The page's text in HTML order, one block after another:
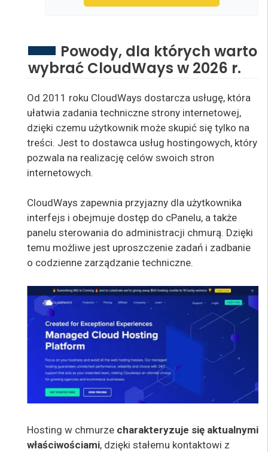
Powody, dla których warto
wybrać CloudWays w 2026 r.
Od 2011 roku CloudWays dostarcza usługę, która
ułatwia zadania techniczne strony internetowej,
dzięki czemu użytkownik może skupić się tylko na
treści. Jest to dostawca usług hostingowych, który
pozwala na realizację celów swoich stron
internetowych.
CloudWays zapewnia przyjazny dla użytkownika
interfejs i obejmuje dostęp do cPanelu, a także
panelu sterowania do administracji chmurą. Dzięki
temu możliwe jest uproszczenie zadań i zadbanie
o codzienne zarządzanie techniczne.
Hosting w chmurze charakteryzuje się aktualnymi
właściwościami, dzięki stałemu kontaktowi z